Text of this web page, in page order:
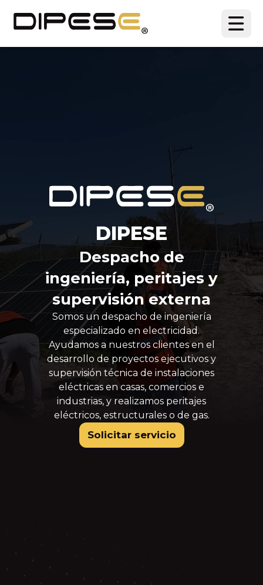
DIPESE
Despacho de
ingeniería, peritajes y
supervisión externa
Somos un despacho de ingeniería
especializado en electricidad.
Ayudamos a nuestros clientes en el
desarrollo de proyectos ejecutivos y
supervisión técnica de instalaciones
eléctricas en casas, comercios e
industrias, y realizamos peritajes
eléctricos, estructurales o de gas.
Solicitar servicio